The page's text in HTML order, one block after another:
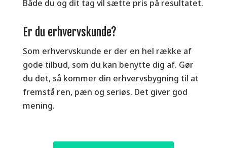
Både du og dit tag vil sætte pris på resultatet.
Er du erhvervskunde?
Som erhvervskunde er der en hel række af
gode tilbud, som du kan benytte dig af. Gør
du det, så kommer din erhvervsbygning til at
fremstå ren, pæn og seriøs. Det giver god
mening.